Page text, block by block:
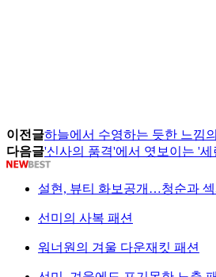
이전글하늘에서 수영하는 듯한 느낌
다음글'신사의 품격'에서 엿보이는 '세
설현, 뷰티 화보공개…청순과
선미의 사복 패션
워너원의 겨울 다운재킷 패션